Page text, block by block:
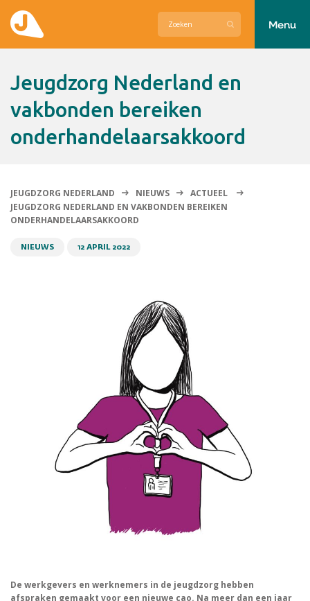
Hier zetten wij ons voor in
Over Jeugdzorg Nederland
Menu
Jeugdzorg Nederland en
vakbonden bereiken
onderhandelaarsakkoord
JEUGDZORG NEDERLAND NIEUWS
ACTUEEL
JEUGDZORG NEDERLAND EN VAKBONDEN BEREIKEN
ONDERHANDELAARSAKKOORD
NIEUWS 12 APRIL 2022
De werkgevers en werknemers in de jeugdzorg hebben
afspraken gemaakt voor een nieuwe cao. Na meer dan een jaar